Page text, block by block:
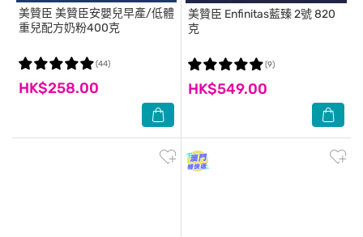
美贊臣 美贊臣安嬰兒早產/低體
重兒配方奶粉400克
HK$258.00
(44)
美贊臣 Enfinitas藍臻 2號 820
克
HK$549.00
(9)